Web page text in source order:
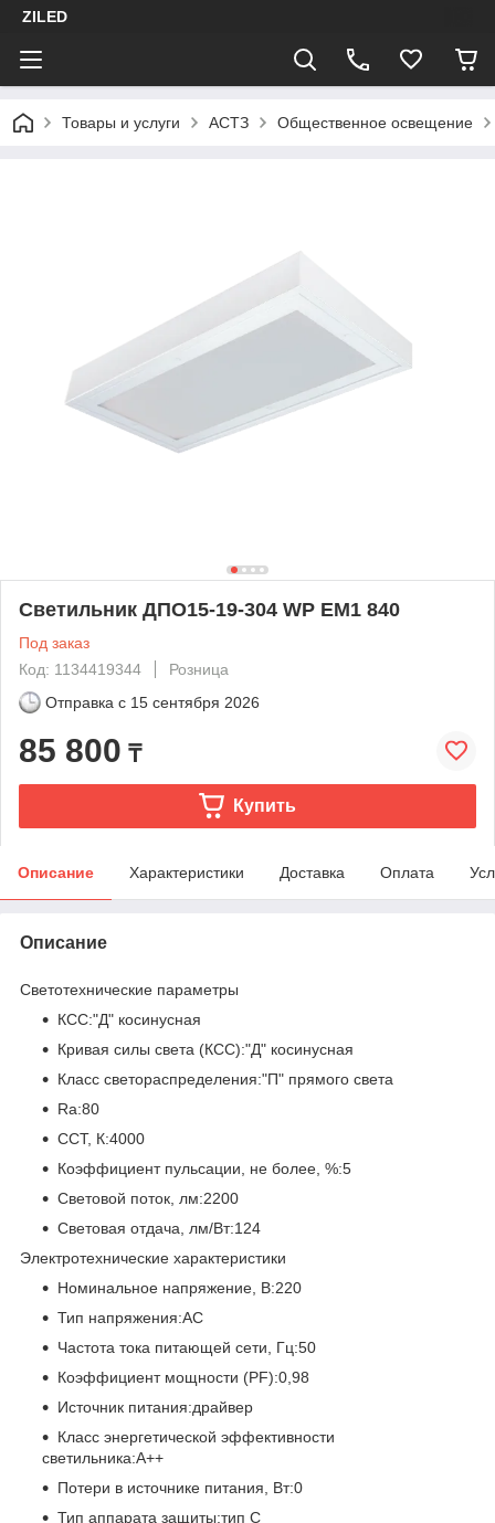
ZILED
Товары и услуги АСТЗ Общественное освещение
Светильник ДПО15-19-304 WP ЕМ1 840
Под заказ
Код: 1134419344
Розница
Отправка с 15 сентября 2026
85 800 ₸
Купить
Описание Характеристики Доставка Оплата
Описание
Светотехнические параметры
КСС:"Д" косинусная
Кривая силы света (КСС):"Д" косинусная
Класс светораспределения:"П" прямого света
Ra:80
CCT, К:4000
Коэффициент пульсации, не более, %:5
Световой поток, лм:2200
Световая отдача, лм/Вт:124
Электротехнические характеристики
Номинальное напряжение, В:220
Тип напряжения:AC
Частота тока питающей сети, Гц:50
Коэффициент мощности (PF):0,98
Источник питания:драйвер
Класс энергетической эффективности
светильника:А++
Потери в источнике питания, Вт:0
Тип аппарата защиты:тип С